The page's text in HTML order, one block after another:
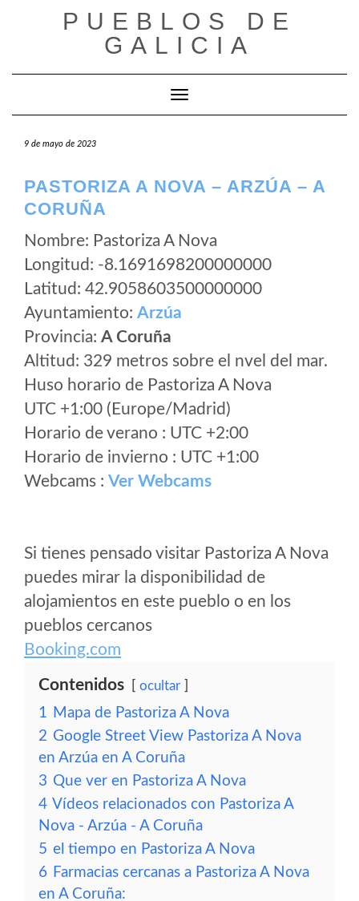
PUEBLOS DE
GALICIA
Cambiar modo de navegación
9 de mayo de 2023
PASTORIZA A NOVA – ARZÚA – A
CORUÑA
Nombre: Pastoriza A Nova
Longitud: -8.1691698200000000
Latitud: 42.9058603500000000
Ayuntamiento: Arzúa
Provincia: A Coruña
Altitud: 329 metros sobre el nvel del mar.
Huso horario de Pastoriza A Nova
UTC +1:00 (Europe/Madrid)
Horario de verano : UTC +2:00
Horario de invierno : UTC +1:00
Webcams : Ver Webcams
Si tienes pensado visitar Pastoriza A Nova
puedes mirar la disponibilidad de
alojamientos en este pueblo o en los
pueblos cercanos
Booking.com
Contenidos ocultar
1 Mapa de Pastoriza A Nova
2 Google Street View Pastoriza A Nova
en Arzúa en A Coruña
3 Que ver en Pastoriza A Nova
4 Vídeos relacionados con Pastoriza A
Nova - Arzúa - A Coruña
5 el tiempo en Pastoriza A Nova
6 Farmacias cercanas a Pastoriza A Nova
en A Coruña: